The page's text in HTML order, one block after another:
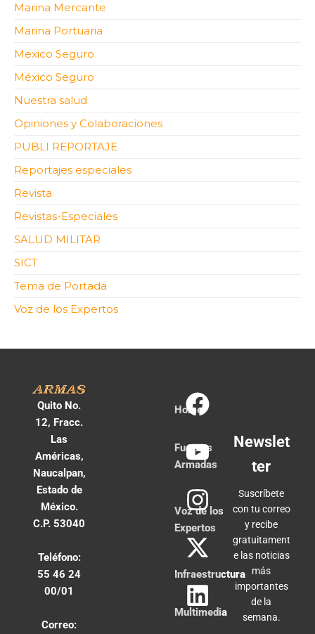
Marina Mercante
Marina Portuaria
Mexico Seguro
México Seguro
Nuestra salud
Opiniones y Colaboraciones
PUBLI REPORTAJE
Reportajes especiales
Revista
Revistas-Especiales
SALUD MILITAR
SICT
Tema de Portada
Voz de los Expertos
Quito No.
12, Fracc.
Las
Américas,
Naucalpan,
Estado de
México.
C.P. 53040
Teléfono:
55 46 24
00/01
Correo:
Home
Fuerzas
Armadas
Voz de los
Expertos
Infraestructura
Multimedia
Newslet
ter
Suscríbete
con tu correo
y recibe
gratuitament
e las noticias
más
importantes
de la
semana.